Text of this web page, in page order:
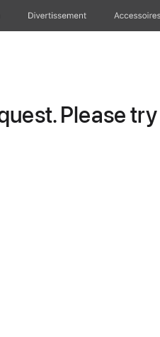
Divertissements Accessoires
Please